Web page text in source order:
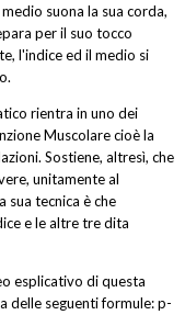
suona la sua corda,
per il suo tocco
l'indice ed il medio si
rientra in uno dei
Muscolare cioè la
Sostiene, altresì, che
unitamente al
sua tecnica è che
e le altre tre dita
esplicativo di questa
delle seguenti formule: p-